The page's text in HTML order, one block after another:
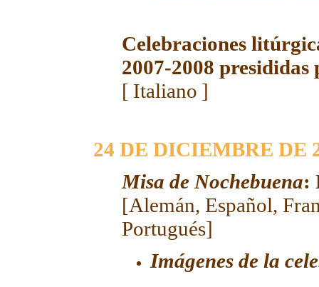
Celebraciones
2007-2008 presididas
[ Italiano ]
24 DE DICIEMBRE DE
Misa de Nochebuena:
[Alemán, Español,
Portugués]
Imágenes de la